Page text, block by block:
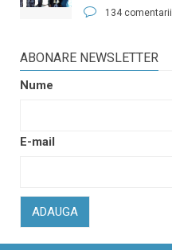
134 comentarii
ABONARE NEWSLETTER
Nume
E-mail
ADAUGA